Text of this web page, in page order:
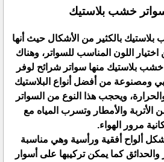
خشب بلاستيك
بالكثير من الأشكال حيث أنها
اللون المناسب للسواتر، وهناك
خشب بلاستيك منها سواتر شرائح لوفر
ومصنوعة من أفضل أنواع البلاستيك
ويحجب هذا النوع من السواتر
الأتربة والأمطار وتسرب المياه مع
مرور الهواء.
ألواح أفقية ورأسية وهي مناسبة
كما يمكن تركيبها على أسوار